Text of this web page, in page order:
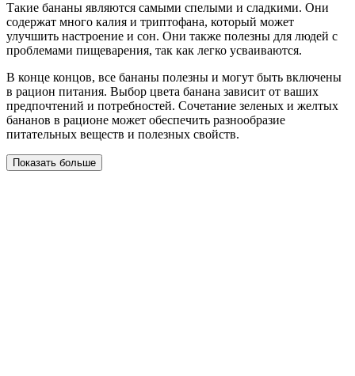
Такие бананы являются самыми спелыми и сладкими. Они
содержат много калия и триптофана, который может
улучшить настроение и сон. Они также полезны для людей с
проблемами пищеварения, так как легко усваиваются.
В конце концов, все бананы полезны и могут быть включены
в рацион питания. Выбор цвета банана зависит от ваших
предпочтений и потребностей. Сочетание зеленых и желтых
бананов в рационе может обеспечить разнообразие
питательных веществ и полезных свойств.
Показать больше